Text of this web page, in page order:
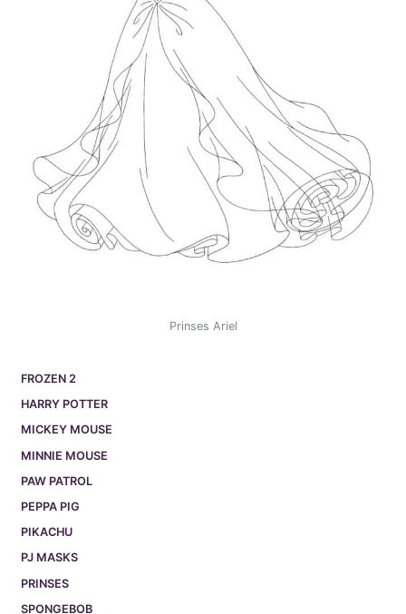
FROZEN 2
HARRY POTTER
MICKEY MOUSE
MINNIE MOUSE
PAW PATROL
PEPPA PIG
PIKACHU
PJ MASKS
PRINSES
SPONGEBOB
Prinses Ariel